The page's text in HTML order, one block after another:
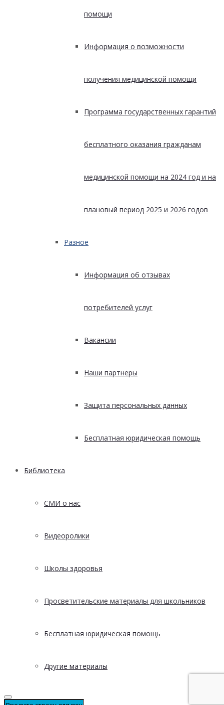
помощи
Информация о возможности
получения медицинской помощи
Программа государственных гарантий
бесплатного оказания гражданам
медицинской помощи на 2024 год и на
плановый период 2025 и 2026 годов
Разное
Информация об отзывах
потребителей услуг
Вакансии
Наши партнеры
Защита персональных данных
Бесплатная юридическая помощь
Библиотека
СМИ о нас
Видеоролики
Школы здоровья
Просветительские материалы для школьников
Бесплатная юридическая помощь
Другие материалы